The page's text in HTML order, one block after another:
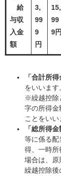
給
与収
入金
額
3,
99
9
円
15,
99
9円
「合計所
をいいます
※繰越控除
字の所得金
ことをいい
「総所得
等に係る
得、一時所
場合は、
繰越控除後